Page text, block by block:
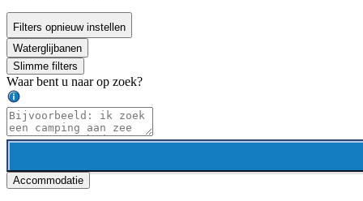
Filters opnieuw instellen
Waterglijbanen
Slimme filters
Waar bent u naar op zoek?
Accommodatie